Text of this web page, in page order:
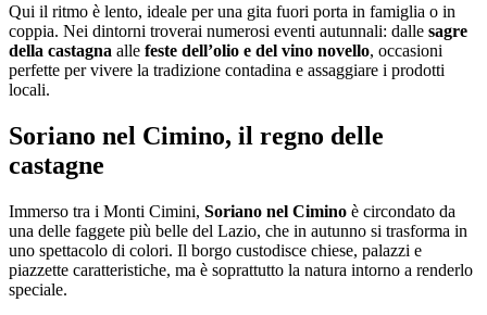
Qui il ritmo è lento, ideale per una gita fuori porta in famiglia o in
coppia. Nei dintorni troverai numerosi eventi autunnali: dalle sagre
della castagna alle feste dell’olio e del vino novello, occasioni
perfette per vivere la tradizione contadina e assaggiare i prodotti
locali.
Soriano nel Cimino, il regno delle
castagne
Immerso tra i Monti Cimini, Soriano nel Cimino è circondato da
una delle faggete più belle del Lazio, che in autunno si trasforma in
uno spettacolo di colori. Il borgo custodisce chiese, palazzi e
piazzette caratteristiche, ma è soprattutto la natura intorno a renderlo
speciale.